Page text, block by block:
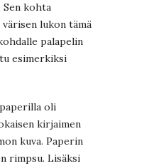
kohta
lukon tämä
palapelin
esimerkiksi
oli
kirjaimen
kuva. Paperin
rimpsu. Lisäksi